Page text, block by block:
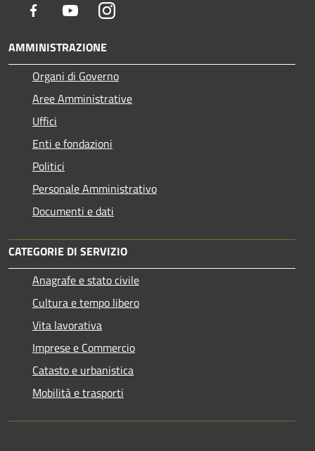
Facebook YoutubeInstagram
AMMINISTRAZIONE
Organi di Governo
Aree Amministrative
Uffici
Enti e fondazioni
Politici
Personale Amministrativo
Documenti e dati
CATEGORIE DI SERVIZIO
Anagrafe e stato civile
Cultura e tempo libero
Vita lavorativa
Imprese e Commercio
Catasto e urbanistica
Mobilità e trasporti